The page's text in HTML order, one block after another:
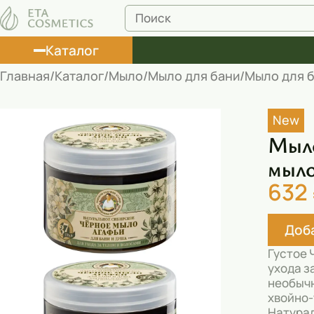
Каталог
Туши
Корректоры
Маски косметические
Муссы
Масла
Пена для ванны
Румяна
Главная Каталог Мыло Мыло для бани Мыло для
New
632
Густое
ухода